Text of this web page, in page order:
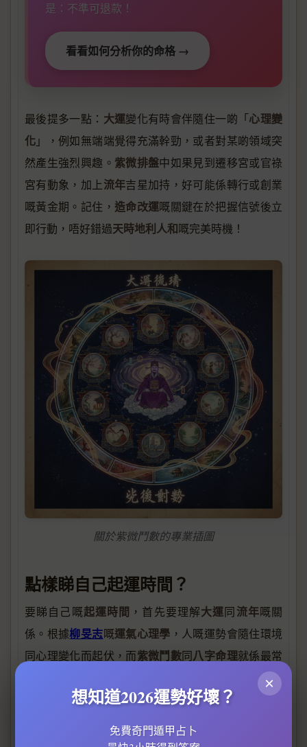
是：不準可退款！
看看如何分析你的命格 →
最後提多一點： 大運變化有時會伴隨住一啲「心理變
化」，例如無端端覺得充滿幹勁，或者對某啲領域突
然產生強烈興趣。 紫微排盤中如果見到遷移宮或官祿
宮有動象，加上流年吉星加持，好可能係轉行或創業
嘅黃金期。記住， 造命改運嘅關鍵在於把握信號後立
即行動，唔好錯過天時地利人和嘅完美時機！
關於紫微鬥數的專業插圖
點樣睇自己起運時間？
要睇自己嘅起運時間 ，首先要理解大運同流年嘅關
係。根據柳旻志嘅運氣心理學 ，人嘅運勢會隨住環境
同心理變化而起伏，而紫微鬥數同八字命理就係最常
月柱代表
一個人嘅「提綱」，而年幹同干支組合會影響 命局嘅
就指出，起運時間通常由出生後嘅第一個
×
想知道2026運勢好壞？
免費奇門遁甲占卜